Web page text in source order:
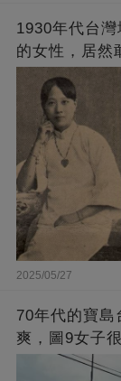
1930年代台灣
的女性，居然
2025/05/27
70年代的寶島
爽，圖9女子